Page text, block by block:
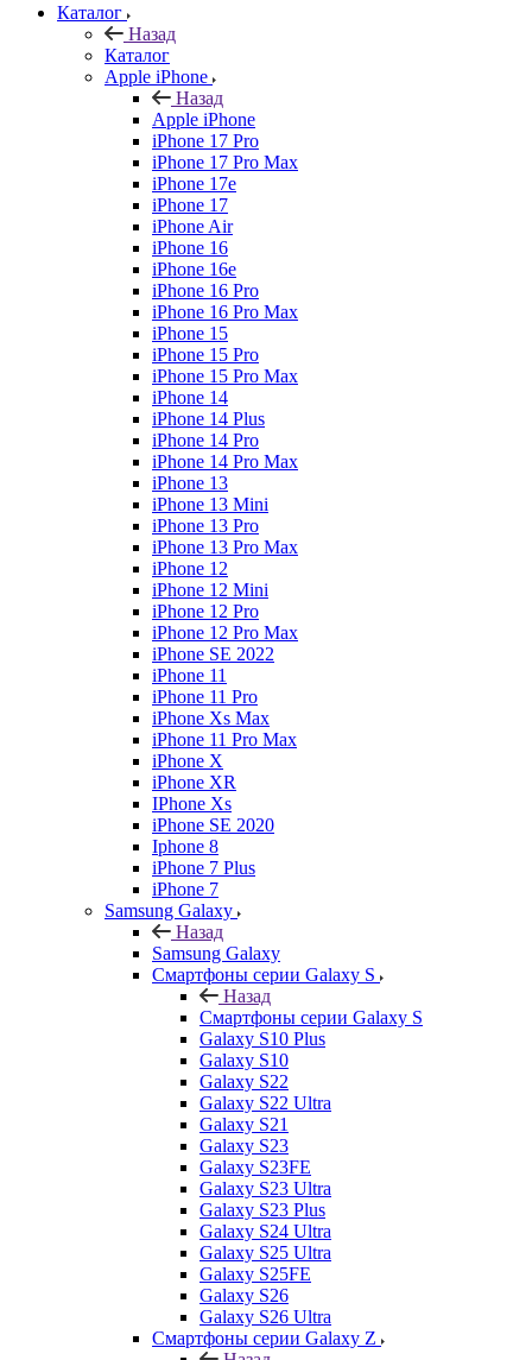
Каталог
Назад
Каталог
Apple iPhone
Назад
Apple iPhone
iPhone 17 Pro
iPhone 17 Pro Max
iPhone 17e
iPhone 17
iPhone Air
iPhone 16
iPhone 16e
iPhone 16 Pro
iPhone 16 Pro Max
iPhone 15
iPhone 15 Pro
iPhone 15 Pro Max
iPhone 14
iPhone 14 Plus
iPhone 14 Pro
iPhone 14 Pro Max
iPhone 13
iPhone 13 Mini
iPhone 13 Pro
iPhone 13 Pro Max
iPhone 12
iPhone 12 Mini
iPhone 12 Pro
iPhone 12 Pro Max
iPhone SE 2022
iPhone 11
iPhone 11 Pro
iPhone Xs Max
iPhone 11 Pro Max
iPhone X
iPhone XR
IPhone Xs
iPhone SE 2020
Iphone 8
iPhone 7 Plus
iPhone 7
Samsung Galaxy
Назад
Samsung Galaxy
Смартфоны серии Galaxy S
Назад
Смартфоны серии Galaxy S
Galaxy S10 Plus
Galaxy S10
Galaxy S22
Galaxy S22 Ultra
Galaxy S21
Galaxy S23
Galaxy S23FE
Galaxy S23 Ultra
Galaxy S23 Plus
Galaxy S24 Ultra
Galaxy S25 Ultra
Galaxy S25FE
Galaxy S26
Galaxy S26 Ultra
Смартфоны серии Galaxy Z